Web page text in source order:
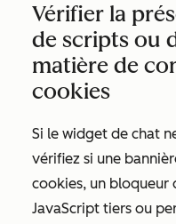
Vérifier la
de scripts ou
matière de
cookies
Si le widget de chat
vérifiez si une
cookies, un bloqueur
JavaScript tiers ou